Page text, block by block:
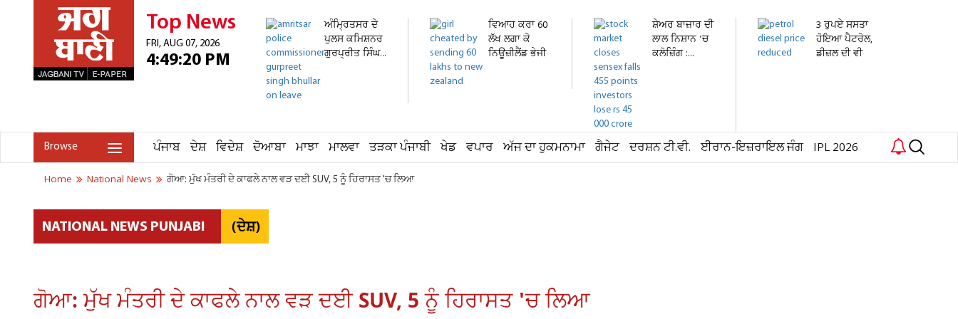
Top News
FRI, AUG 07, 2026
4:49:20 PM
ਅੰਮ੍ਰਿਤਸਰ ਦੇ
ਪੁਲਸ ਕਮਿਸ਼ਨਰ
ਗੁਰਪ੍ਰੀਤ ਸਿੰਘ...
ਵਿਆਹ ਕਰਾ 60
ਲੱਖ ਲਗਾ ਕੇ
ਨਿਊਜ਼ੀਲੈਂਡ ਭੇਜੀ
ਸ਼ੇਅਰ ਬਾਜ਼ਾਰ ਦੀ
ਲਾਲ ਨਿਸ਼ਾਨ 'ਚ
ਕਲੋਜ਼ਿੰਗ :...
3 ਰੁਪਏ ਸਸਤਾ
ਹੋਇਆ ਪੈਟਰੋਲ,
ਡੀਜ਼ਲ ਦੀ ਵੀ
Browse ਪੰਜਾਬ ਦੇਸ਼ ਵਿਦੇਸ਼ ਦੋਆਬਾ ਮਾਝਾ ਮਾਲਵਾ ਤੜਕਾ ਪੰਜਾਬੀ ਖੇਡ ਵਪਾਰ ਅੱਜ ਦਾ ਹੁਕਮਨਾਮਾ ਗੈਜੇਟ ਦਰਸ਼ਨ ਟੀ.ਵੀ. ਈਰਾਨ-ਇਜ਼ਰਾਇਲ ਜੰਗ IPL 2026
Home National News ਗੋਆ: ਮੁੱਖ ਮੰਤਰੀ ਦੇ ਕਾਫਲੇ ਨਾਲ ਵੜ ਦਈ SUV, 5 ਨੂੰ ਹਿਰਾਸਤ 'ਚ ਲਿਆ
NATIONAL NEWS PUNJABI (ਦੇਸ਼)
ਗੋਆ: ਮੁੱਖ ਮੰਤਰੀ ਦੇ ਕਾਫਲੇ ਨਾਲ ਵੜ ਦਈ SUV, 5 ਨੂੰ ਹਿਰਾਸਤ 'ਚ ਲਿਆ